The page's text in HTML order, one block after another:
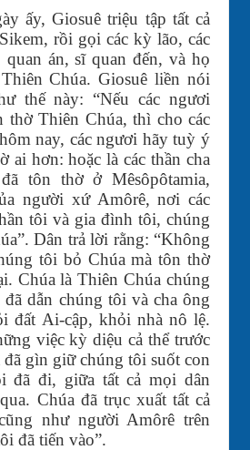
ấy, Giosuê triệu tập tất cả
rồi gọi các kỳ lão, các
án, sĩ quan đến, và họ
Chúa. Giosuê liền nói
thế này: “Nếu các ngươi
thờ Thiên Chúa, thì cho các
nay, các ngươi hãy tuỳ ý
ai hơn: hoặc là các thần cha
tôn thờ ở Mêsôpôtamia,
người xứ Amôrê, nơi các
tôi và gia đình tôi, chúng
Dân trả lời rằng: “Không
tôi bỏ Chúa mà tôn thờ
Chúa là Thiên Chúa chúng
dẫn chúng tôi và cha ông
đất Ai-cập, khỏi nhà nô lệ.
việc kỳ diệu cả thể trước
gìn giữ chúng tôi suốt con
đã đi, giữa tất cả mọi dân
Chúa đã trục xuất tất cả
như người Amôrê trên
đã tiến vào”.